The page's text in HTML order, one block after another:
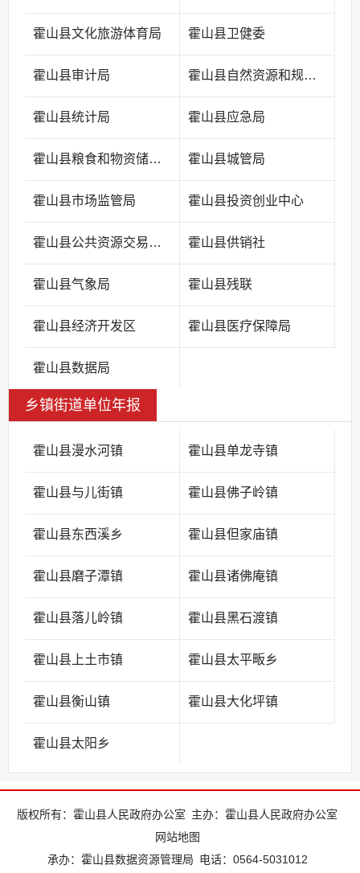
霍山县文化旅游体育局 霍山县卫健委
霍山县审计局 霍山县自然资源和规划局
霍山县统计局 霍山县应急局
霍山县粮食和物资储备中心 霍山县城管局
霍山县市场监管局 霍山县投资创业中心
霍山县公共资源交易中心 霍山县供销社
霍山县气象局 霍山县残联
霍山县经济开发区 霍山县医疗保障局
霍山县数据局
乡镇街道单位年报
霍山县漫水河镇 霍山县单龙寺镇
霍山县与儿街镇 霍山县佛子岭镇
霍山县东西溪乡 霍山县但家庙镇
霍山县磨子潭镇 霍山县诸佛庵镇
霍山县落儿岭镇 霍山县黑石渡镇
霍山县上土市镇 霍山县太平畈乡
霍山县衡山镇 霍山县大化坪镇
霍山县太阳乡
版权所有：霍山县人民政府办公室 主办：霍山县人民政府办公室
网站地图
承办：霍山县数据资源管理局 电话：0564-5031012